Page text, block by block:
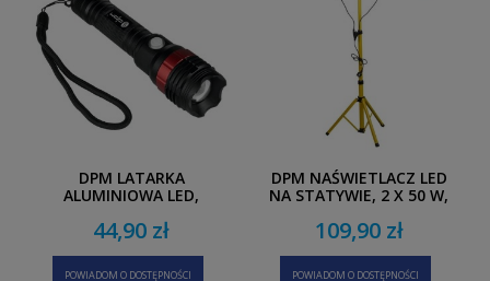
DPM LATARKA
ALUMINIOWA LED,
SP0412
44,90 zł
POWIADOM O DOSTĘPNOŚCI
DPM NAŚWIETLACZ LED
NA STATYWIE, 2 X 50 W,
CM, ŻÓŁTY
109,90 zł
POWIADOM O DOSTĘPNOŚCI